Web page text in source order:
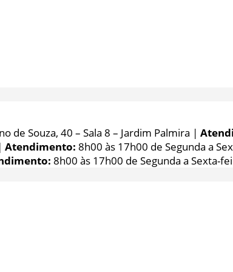
de Souza, 40 – Sala 8 – Jardim Palmira |
Atendimento: 8h00 às 17h00 de Segunda a
8h00 às 17h00 de Segunda a Sexta-